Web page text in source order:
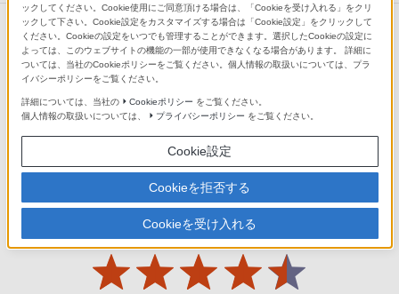
オーナーレビュー
並び替え:
ックしてください。Cookie使用にご同意頂ける場合は、「Cookieを受け入れる」をクリ
ックして下さい。Cookie設定をカスタマイズする場合は「Cookie設定」をクリックして
ください。Cookieの設定をいつでも管理することができます。選択したCookieの設定に
よっては、このウェブサイトの機能の一部が使用できなくなる場合があります。 詳細に
ついては、当社のCookieポリシーをご覧ください。個人情報の取扱いについては、プラ
イバシーポリシーをご覧ください。
詳細については、当社の Cookieポリシー をご覧ください。
個人情報の取扱いについては、
プライバシーポリシー をご覧ください。
Cookie設定
Cookieを拒否する
Cookieを受け入れる